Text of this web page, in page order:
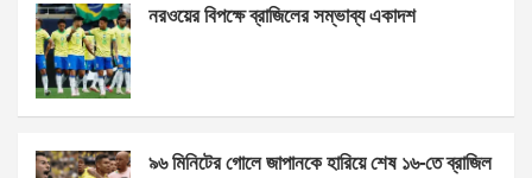
b
o
o
k
n
g
er
s
p
e
নরওয়ের বিপক্ষে ব্রাজিলের সম্ভাব্য একাদশ
৯৬ মিনিটের গোলে জাপানকে হারিয়ে শেষ ১৬-তে ব্রাজিল